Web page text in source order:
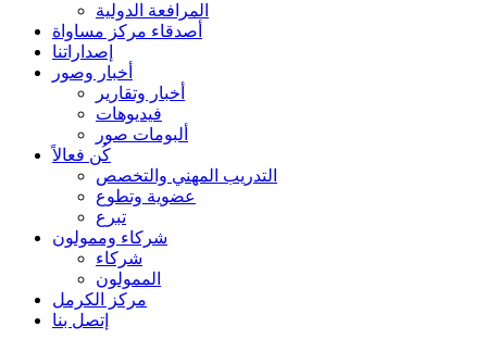
المرافعة الدولية
أصدقاء مركز مساواة
إصداراتنا
أخبار وصور
أخبار وتقارير
فيديوهات
ألبومات صور
كُن فعالاً
التدريب المهني والتخصص
عضوية وتطوع
تبرع
شركاء وممولون
شركاء
الممولون
مركز الكرمل
إتصل بنا